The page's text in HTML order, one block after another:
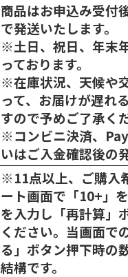
商品はお申込み受付
で発送いたします。
※土日、祝日、年末
っております。
※在庫状況、天候や
って、お届けが遅れ
すので予めご了承く
※コンビニ決済、
いはご入金確認後の
※11点以上、ご購入
ート画面で「10+」
を入力し「再計算」
ください。当画面で
る」ボタン押下時の
結構です。